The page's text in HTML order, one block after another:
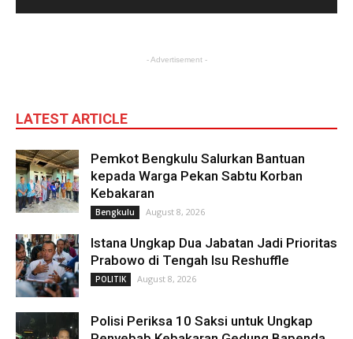
- Advertisement -
LATEST ARTICLE
Pemkot Bengkulu Salurkan Bantuan
kepada Warga Pekan Sabtu Korban
Kebakaran
Bengkulu August 8, 2026
Istana Ungkap Dua Jabatan Jadi Prioritas
Prabowo di Tengah Isu Reshuffle
POLITIK August 8, 2026
Polisi Periksa 10 Saksi untuk Ungkap